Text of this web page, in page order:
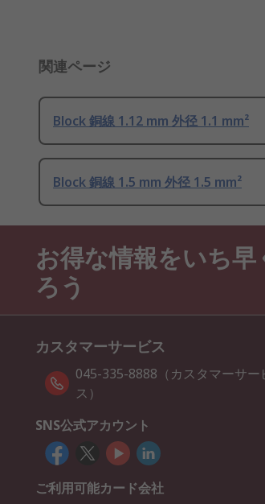
関連ページ
Block 銅線 1.12 mm 外径 1.1 mm²
Block 銅線 1.5 mm 外径 1.5 mm²
お得な情報をいち早
ろう
カスタマーサービス
045-335-8888（カスタマーサー
ス）
SNS公式アカウント
ご利用可能カード会社